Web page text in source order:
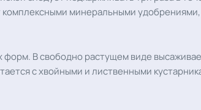
минеральными
В свободно растущем виде
с хвойными и лиственными